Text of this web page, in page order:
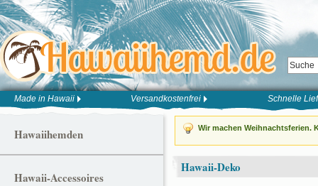
Made in Hawaii Versandkostenfrei Schnelle
Wir machen Weihnachtsferien.
Hawaii-Deko
Hawaiihemden
Hawaii-Accessoires